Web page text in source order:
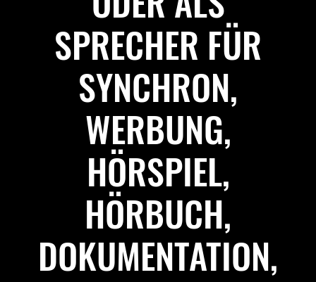
SPRECHER FÜR
SYNCHRON,
WERBUNG,
HÖRSPIEL,
HÖRBUCH,
DOKUMENTATION,